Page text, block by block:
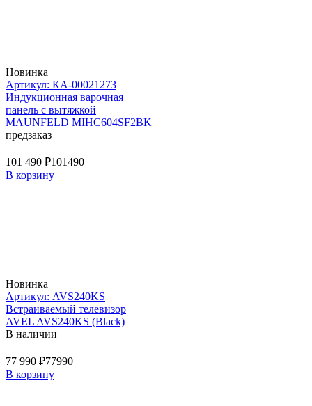
Новинка
Артикул: КА-00021273
Индукционная варочная
панель с вытяжкой
MAUNFELD MIHC604SF2BK
предзаказ
101 490 ₽101490
В корзину
Новинка
Артикул: AVS240KS
Встраиваемый телевизор
AVEL AVS240KS (Black)
В наличии
77 990 ₽77990
В корзину